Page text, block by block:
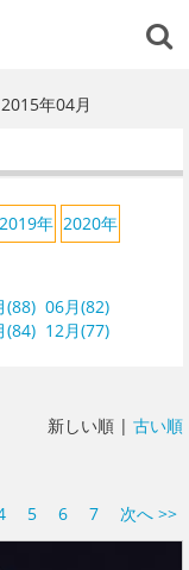
年04月
2019年 2020年
(88) 06月(82)
(84) 12月(77)
新しい順 | 古い順
5 6 7 次へ >>